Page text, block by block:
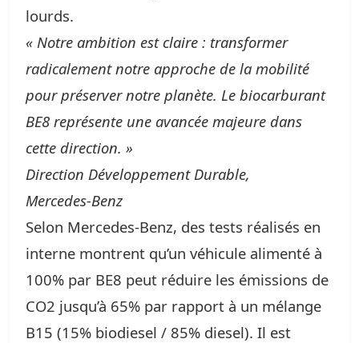
lourds.
« Notre ambition est claire : transformer
radicalement notre approche de la mobilité
pour préserver notre planète. Le biocarburant
BE8 représente une avancée majeure dans
cette direction. »
Direction Développement Durable,
Mercedes‑Benz
Selon Mercedes‑Benz, des tests réalisés en
interne montrent qu’un véhicule alimenté à
100% par BE8 peut réduire les émissions de
CO2 jusqu’à 65% par rapport à un mélange
B15 (15% biodiesel / 85% diesel). Il est